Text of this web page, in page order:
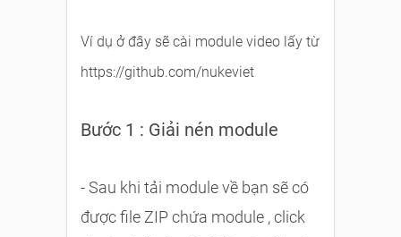
Ví dụ ở đây sẽ cài module video lấy từ
https://github.com/nukeviet
Bước 1 : Giải nén module
- Sau khi tải module về bạn sẽ có
được file ZIP chứa module , click